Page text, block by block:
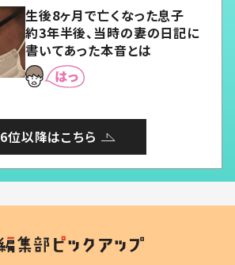
生後8ヶ月で亡くなった息子
約3年半後、当時の妻の日記に
書いてあった本音とは
6位以降はこちら